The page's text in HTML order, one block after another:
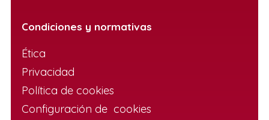
Condiciones y normativas
Ética
Privacidad
Política de cookies
Configuración de cookies